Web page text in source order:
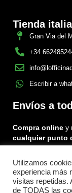
Tienda
Gran Via del
+34
Escribir a
Envíos a
Compra online y
cualquier punto
Utilizamos
experiencia más
visitas repetidas.
de TODAS las